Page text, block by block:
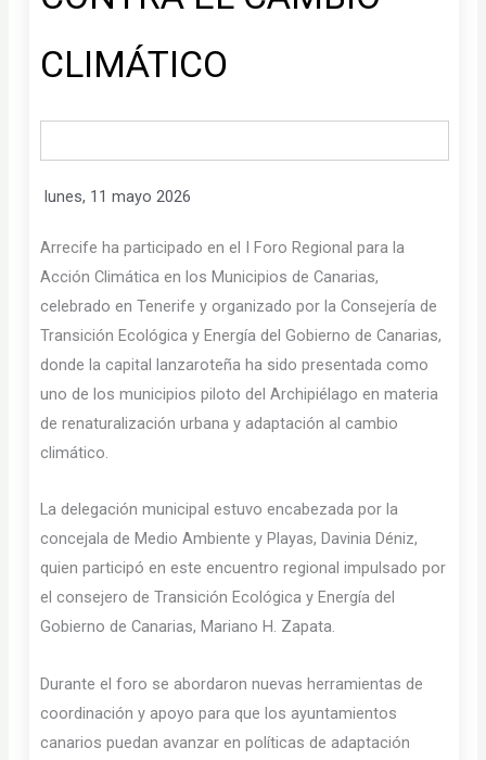
CLIMÁTICO
lunes, 11 mayo 2026
Arrecife ha participado en el I Foro Regional para la
Acción Climática en los Municipios de Canarias,
celebrado en Tenerife y organizado por la Consejería de
Transición Ecológica y Energía del Gobierno de Canarias,
donde la capital lanzaroteña ha sido presentada como
uno de los municipios piloto del Archipiélago en materia
de renaturalización urbana y adaptación al cambio
climático.
La delegación municipal estuvo encabezada por la
concejala de Medio Ambiente y Playas, Davinia Déniz,
quien participó en este encuentro regional impulsado por
el consejero de Transición Ecológica y Energía del
Gobierno de Canarias, Mariano H. Zapata.
Durante el foro se abordaron nuevas herramientas de
coordinación y apoyo para que los ayuntamientos
canarios puedan avanzar en políticas de adaptación